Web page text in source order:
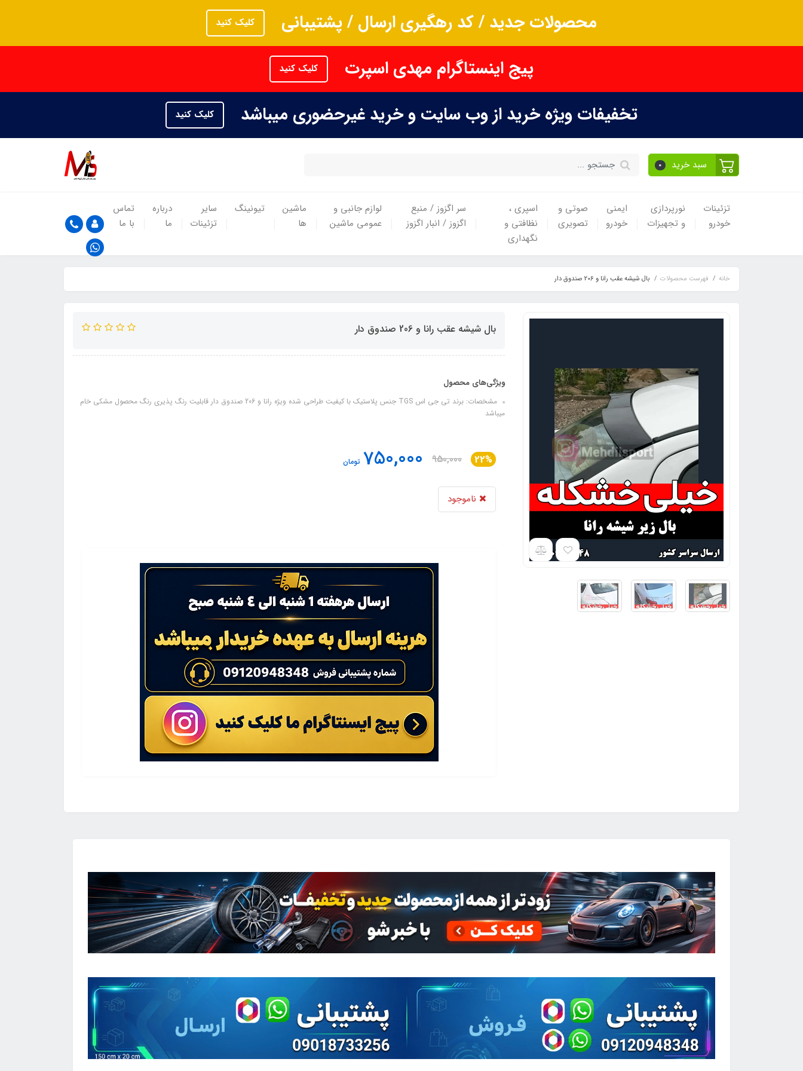
محصولات جدید / کد رهگیری ارسال / پشتیبانی کلیک کنید
پیج اینستاگرام مهدی اسپرت کلیک کنید
تخفیفات ویژه خرید از وب سایت و خرید غیرحضوری میباشد کلیک کنید
سبد خرید 0
تزئینات
خودرو
نورپردازی
و تجهیزات
ایمنی
خودرو
صوتی و
تصویری
اسپری ،
نظافتی و
نگهداری
سر اگزوز / منبع
اگزوز / انبار اگزوز
لوازم جانبی و
عمومی ماشین
ماشین
ها
تیونینگ
سایر
تزئینات
درباره
ما
تماس
با ما
خانه فهرست محصولات بال شیشه عقب رانا و 206 صندوق دار
بال شیشه عقب رانا و 206 صندوق دار
ویژگی‌های محصول
مشخصات: برند تی جی اس TGS جنس پلاستیک با کیفیت طراحی شده ویژه رانا و 206 صندوق دار قابلیت رنگ پذیری رنگ محصول مشکی خام
میباشد
22%
950,000
750,000 تومان
ناموجود